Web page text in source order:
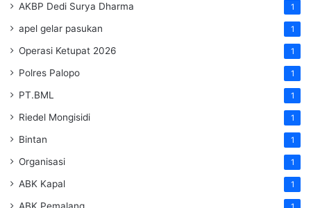
AKBP Dedi Surya Dharma 1
apel gelar pasukan 1
Operasi Ketupat 2026 1
Polres Palopo 1
PT.BML 1
Riedel Mongisidi 1
Bintan 1
Organisasi 1
ABK Kapal 1